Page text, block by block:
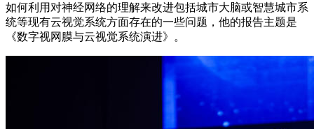
如何利用对神经网络的理解来改进包括城市大脑或智慧城市系
统等现有云视觉系统方面存在的一些问题，他的报告主题是
《数字视网膜与云视觉系统演进》。